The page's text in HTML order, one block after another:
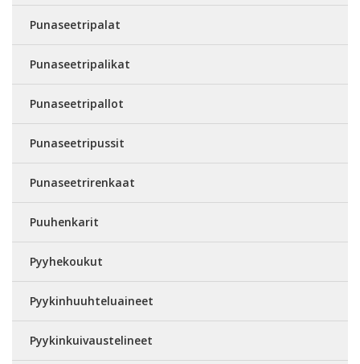
Punaseetripalat
Punaseetripalikat
Punaseetripallot
Punaseetripussit
Punaseetrirenkaat
Puuhenkarit
Pyyhekoukut
Pyykinhuuhteluaineet
Pyykinkuivaustelineet